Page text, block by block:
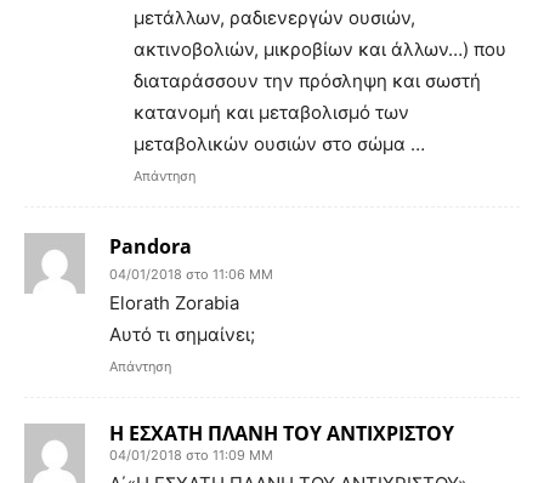
μετάλλων, ραδιενεργών ουσιών,
ακτινοβολιών, μικροβίων και άλλων…) που
διαταράσσουν την πρόσληψη και σωστή
κατανομή και μεταβολισμό των
μεταβολικών ουσιών στο σώμα …
Απάντηση
Pandora
04/01/2018 στο 11:06 ΜΜ
Elorath Zorabia
Αυτό τι σημαίνει;
Απάντηση
Η ΕΣΧΑΤΗ ΠΛΑΝΗ ΤΟΥ ΑΝΤΙΧΡΙΣΤΟΥ
04/01/2018 στο 11:09 ΜΜ